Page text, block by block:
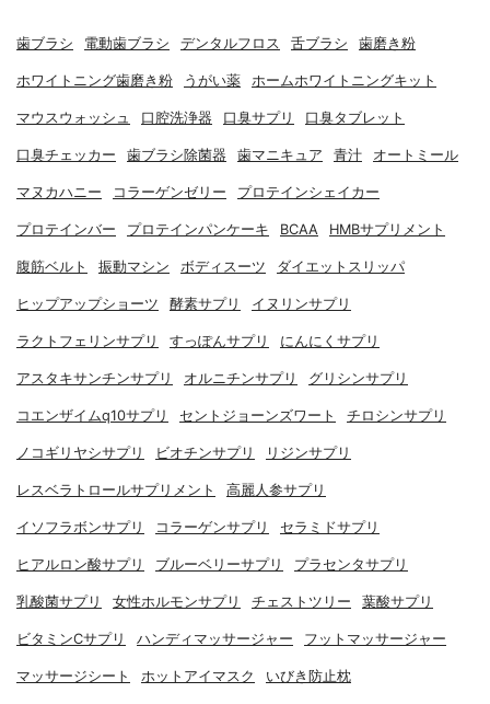
歯ブラシ 電動歯ブラシ デンタルフロス 舌ブラシ 歯磨き粉
ホワイトニング歯磨き粉 うがい薬 ホームホワイトニングキット
マウスウォッシュ 口腔洗浄器 口臭サプリ 口臭タブレット
口臭チェッカー 歯ブラシ除菌器 歯マニキュア 青汁 オートミール
マヌカハニー コラーゲンゼリー プロテインシェイカー
プロテインバー プロテインパンケーキ BCAA HMBサプリメント
腹筋ベルト 振動マシン ボディスーツ ダイエットスリッパ
ヒップアップショーツ 酵素サプリ イヌリンサプリ
ラクトフェリンサプリ すっぽんサプリ にんにくサプリ
アスタキサンチンサプリ オルニチンサプリ グリシンサプリ
コエンザイムq10サプリ セントジョーンズワート チロシンサプリ
ノコギリヤシサプリ ビオチンサプリ リジンサプリ
レスベラトロールサプリメント 高麗人参サプリ
イソフラボンサプリ コラーゲンサプリ セラミドサプリ
ヒアルロン酸サプリ ブルーベリーサプリ プラセンタサプリ
乳酸菌サプリ 女性ホルモンサプリ チェストツリー 葉酸サプリ
ビタミンCサプリ ハンディマッサージャー フットマッサージャー
マッサージシート ホットアイマスク いびき防止枕